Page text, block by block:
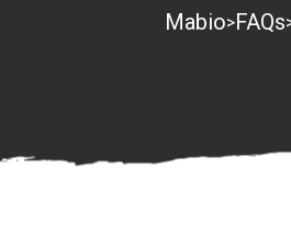
Mabio>FAQs